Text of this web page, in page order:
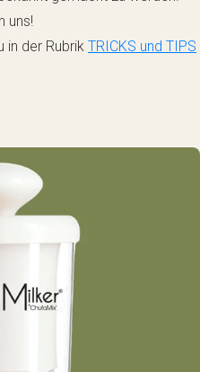
uns!
in der Rubrik TRICKS und TIPS